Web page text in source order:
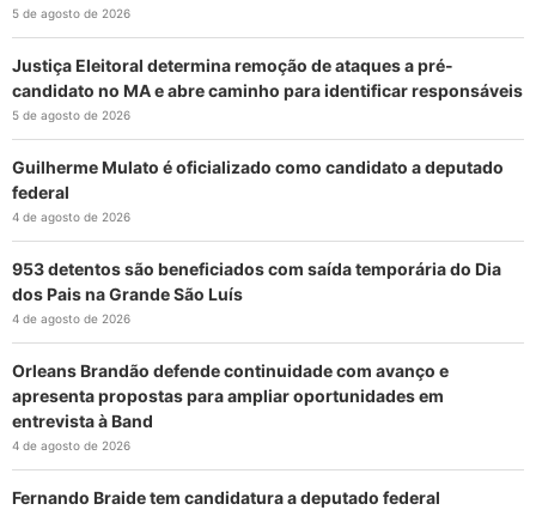
5 de agosto de 2026
Justiça Eleitoral determina remoção de ataques a pré-
candidato no MA e abre caminho para identificar responsáveis
5 de agosto de 2026
Guilherme Mulato é oficializado como candidato a deputado
federal
4 de agosto de 2026
953 detentos são beneficiados com saída temporária do Dia
dos Pais na Grande São Luís
4 de agosto de 2026
Orleans Brandão defende continuidade com avanço e
apresenta propostas para ampliar oportunidades em
entrevista à Band
4 de agosto de 2026
Fernando Braide tem candidatura a deputado federal